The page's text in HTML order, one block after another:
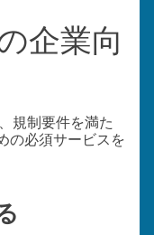
企業向
規制要件を満た
の必須サービスを